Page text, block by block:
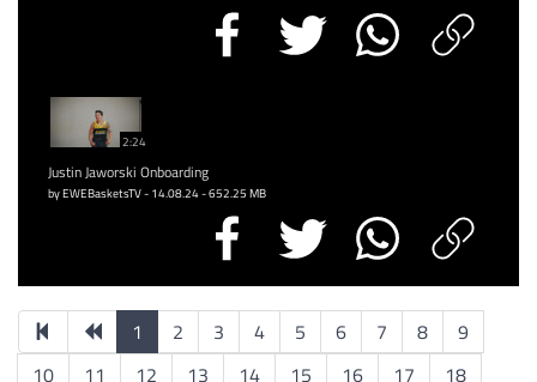
2:24
Justin Jaworski Onboarding
by EWEBasketsTV - 14.08.24 - 652.25 MB
1 2 3 4 5 6 7 8
9
10
11 12 13 14 15 16 17 18